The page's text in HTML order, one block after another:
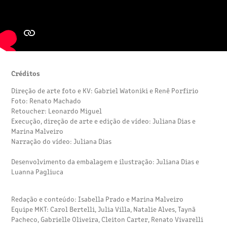
Créditos
Direção de arte foto e KV: Gabriel Watoniki e Renê Porfirio
Foto: Renato Machado
Retoucher: Leonardo Miguel
Execução, direção de arte e edição de vídeo: Juliana Dias e
Marina Malveiro
Narração do vídeo: Juliana Dias
Desenvolvimento da embalagem e ilustração: Juliana Dias e
Luanna Pagliuca
Redação e conteúdo: Isabella Prado e Marina Malveiro
Equipe MKT: Carol Bertelli, Julia Villa, Natalie Alves, Taynã
Pacheco, Gabrielle Oliveira, Cleiton Carter, Renato Vivarelli